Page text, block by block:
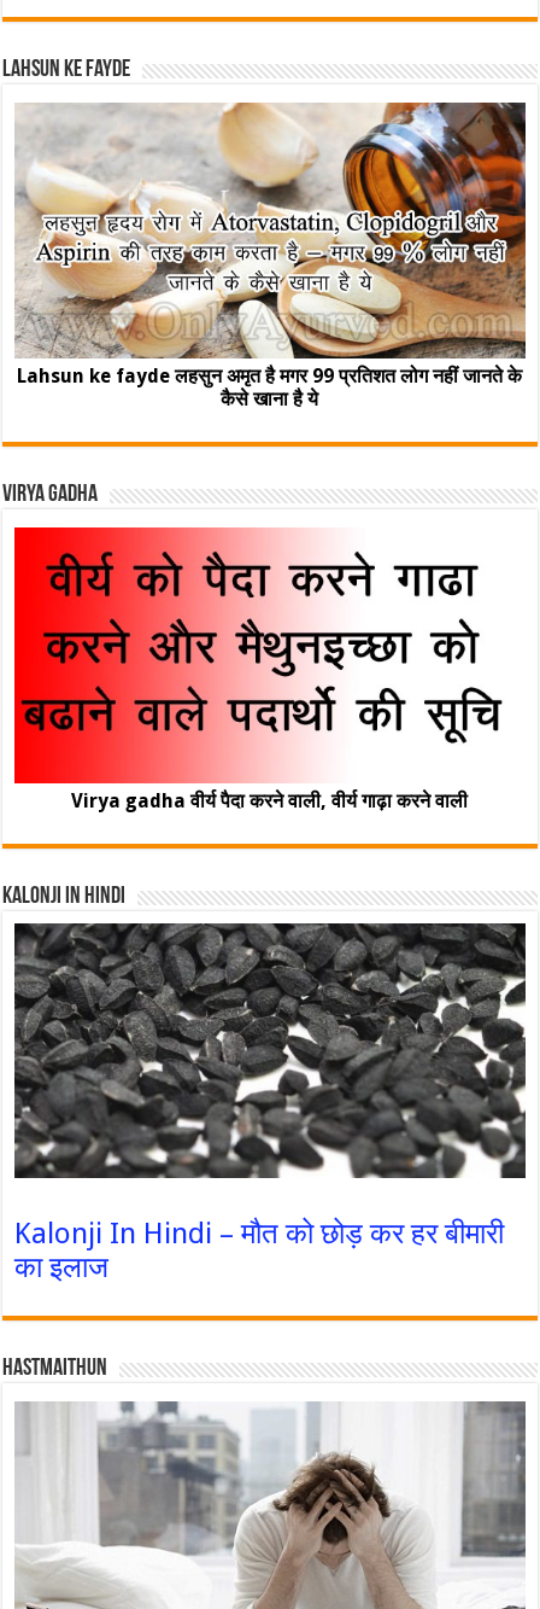
Lahsun ke fayde
Lahsun ke fayde लहसुन अमृत है मगर 99 प्रतिशत लोग नहीं जानते के
कैसे खाना है ये
Virya Gadha
Virya gadha वीर्य पैदा करने वाली, वीर्य गाढ़ा करने वाली
Kalonji In Hindi
Kalonji In Hindi – मौत को छोड़ कर हर बीमारी
का इलाज
Hastmaithun